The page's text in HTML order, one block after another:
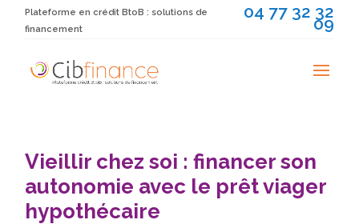
Plateforme en crédit BtoB : solutions de
financement
04 77 32 32
09
Vieillir chez soi : financer son
autonomie avec le prêt viager
hypothécaire